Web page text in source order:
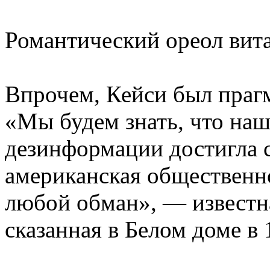
Романтический ореол
Впрочем, Кейси был
«Мы будем знать, что
дезинформации достигла
американская
любой обман», —
сказанная в Белом доме в